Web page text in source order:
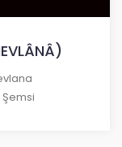
Şemsi